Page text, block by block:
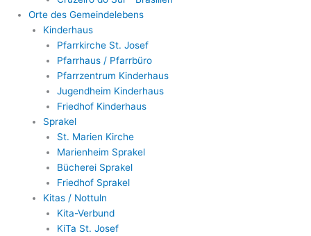
Orte des Gemeindelebens
Kinderhaus
Pfarrkirche St. Josef
Pfarrhaus / Pfarrbüro
Pfarrzentrum Kinderhaus
Jugendheim Kinderhaus
Friedhof Kinderhaus
Sprakel
St. Marien Kirche
Marienheim Sprakel
Bücherei Sprakel
Friedhof Sprakel
Kitas / Nottuln
Kita-Verbund
KiTa St. Josef